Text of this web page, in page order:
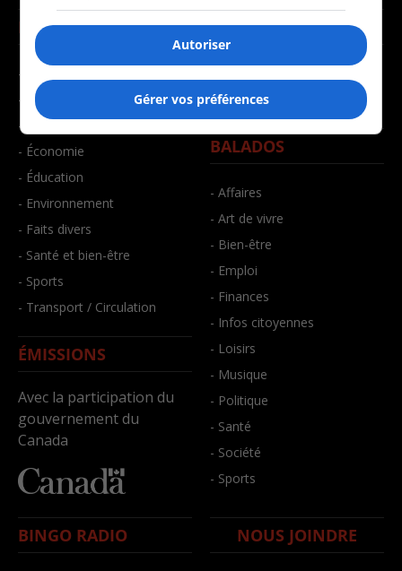
NOUVELLES
- Affaires municipales
- Communauté / Social
- Culture
- Économie
- Éducation
- Environnement
- Faits divers
- Santé et bien-être
- Sports
- Transport / Circulation
ÉMISSIONS
Avec la participation du
gouvernement du
Canada
MUSIQUE
- Joué récemment
BALADOS
- Affaires
- Art de vivre
- Bien-être
- Emploi
- Finances
- Infos citoyennes
- Loisirs
- Musique
- Politique
- Santé
- Société
- Sports
BINGO RADIO NOUS JOINDRE
Autoriser
Gérer vos préférences